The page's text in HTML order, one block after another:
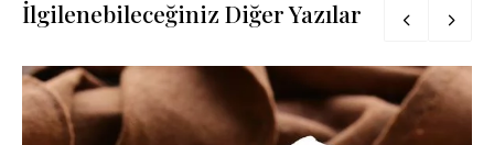
İlgilenebileceğiniz Diğer Yazılar